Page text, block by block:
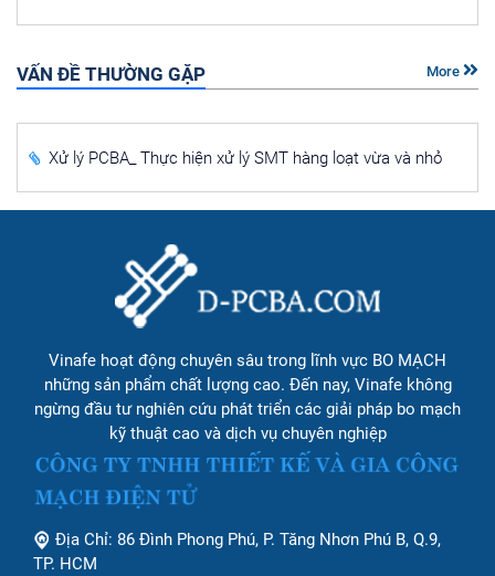
VẤN ĐỀ THƯỜNG GẶP More
Xử lý PCBA_ Thực hiện xử lý SMT hàng loạt vừa và nhỏ
Vinafe hoạt động chuyên sâu trong lĩnh vực BO MẠCH
những sản phẩm chất lượng cao. Đến nay, Vinafe không
ngừng đầu tư nghiên cứu phát triển các giải pháp bo mạch
kỹ thuật cao và dịch vụ chuyên nghiệp
Địa Chỉ: 86 Đình Phong Phú, P. Tăng Nhơn Phú B, Q.9,
TP. HCM